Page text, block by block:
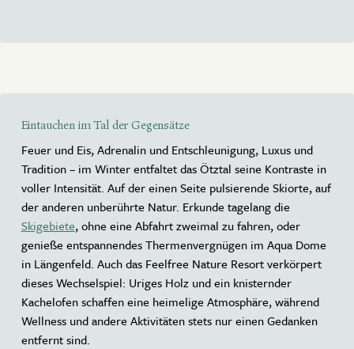
Eintauchen im Tal der Gegensätze
Feuer und Eis, Adrenalin und Entschleunigung, Luxus und
Tradition – im Winter entfaltet das Ötztal seine Kontraste in
voller Intensität. Auf der einen Seite pulsierende Skiorte, auf
der anderen unberührte Natur. Erkunde tagelang die
Skigebiete, ohne eine Abfahrt zweimal zu fahren, oder
genieße entspannendes Thermenvergnügen im Aqua Dome
in Längenfeld. Auch das Feelfree Nature Resort verkörpert
dieses Wechselspiel: Uriges Holz und ein knisternder
Kachelofen schaffen eine heimelige Atmosphäre, während
Wellness und andere Aktivitäten stets nur einen Gedanken
entfernt sind.